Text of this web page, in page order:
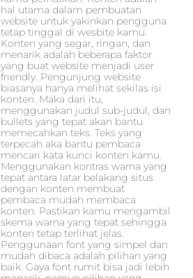
hal utama dalam pembuatan
website untuk yakinkan pengguna
tetap tinggal di wesbite kamu.
Konten yang segar, ringan, dan
menarik adalah beberapa faktor
yang buat website menjadi user
friendly. Pengunjung website
biasanya hanya melihat sekilas isi
konten. Maka dari itu,
menggunakan judul sub-judul, dan
bullets yang tepat akan bantu
memecahkan teks. Teks yang
terpecah aka bantu pembaca
mencari kata kunci konten kamu.
Menggunakan kontras warna yang
tepat antara latar belakang situs
dengan konten membuat
pembaca mudah membaca
konten. Pastikan kamu mengambil
skema warna yang tepat sehingga
konten tetap terlihat jelas.
Penggunaan font yang simpel dan
mudah dibaca adalah pilihan yang
baik. Gaya font rumit bisa jadi lebih